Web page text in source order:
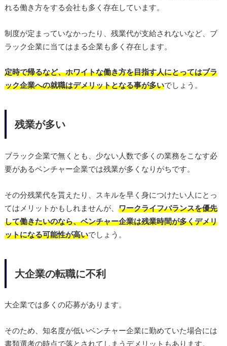
れる働き方をする会社も多く存在しています。
制度が定まっていなかったり、残業代が支給されないなど、ブ
ラック企業に当てはまる企業も多く存在します。
定時で帰るなど、ホワイトな働き方を目指す人にとってはブラ
ック企業への就職はデメリットとなる事が多いでしょう。
残業が多い
ブラック企業で無くとも、少ない人数で多くの業務をこなす必
要があるベンチャー企業では残業が多くなりがちです。
その分残業代を貰えたり、スキルを早く身につけたい人にとっ
てはメリットかもしれませんが、 ワークライフバランスを優先
して働きたいのなら、ベンチャー企業は残業時間が多くデメリ
ットになる可能性が高いでしょう。
大企業の転職に不利
大企業では多くの応募があります。
そのため、知名度が低いベンチャー企業に勤めていた場合には
書類選考の時点で落とされてしまうデメリットもあります。